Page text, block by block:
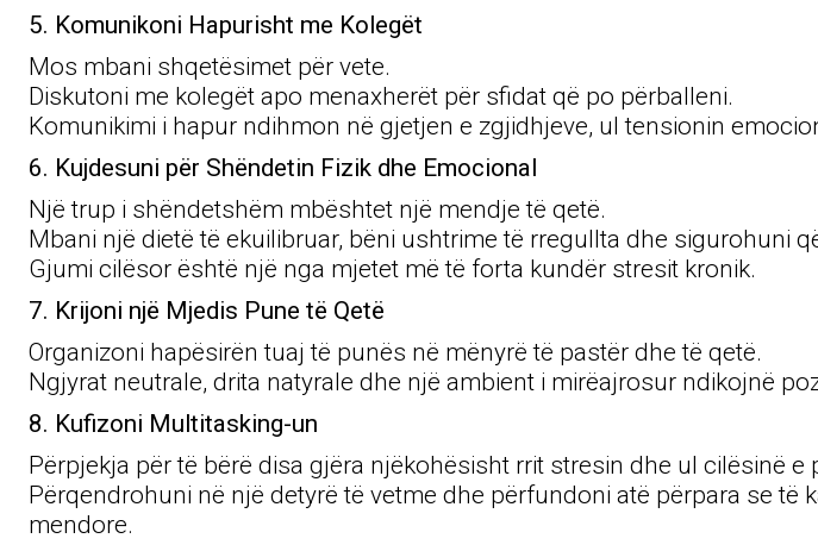
5. Komunikoni Hapurisht me Kolegët
Mos mbani shqetësimet për vete.
Diskutoni me kolegët apo menaxherët për sfidat që po përballeni.
Komunikimi i hapur ndihmon në gjetjen e zgjidhjeve, ul tensionin
6. Kujdesuni për Shëndetin Fizik dhe Emocional
Një trup i shëndetshëm mbështet një mendje të qetë.
Mbani një dietë të ekuilibruar, bëni ushtrime të rregullta dhe sigurohuni
Gjumi cilësor është një nga mjetet më të forta kundër stresit kronik.
7. Krijoni një Mjedis Pune të Qetë
Organizoni hapësirën tuaj të punës në mënyrë të pastër dhe të qetë.
Ngjyrat neutrale, drita natyrale dhe një ambient i mirëajrosur ndikojnë
8. Kufizoni Multitasking-un
Përpjekja për të bërë disa gjëra njëkohësisht rrit stresin dhe ul cilësinë e
Përqendrohuni në një detyrë të vetme dhe përfundoni atë përpara se
mendore.